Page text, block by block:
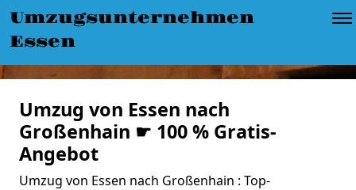
Umzugsunternehmen
Essen
Umzug von Essen nach
Großenhain ☛ 100 % Gratis-
Angebot
Umzug von Essen nach Großenhain : Top-